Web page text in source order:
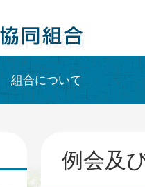
組合について
例会及